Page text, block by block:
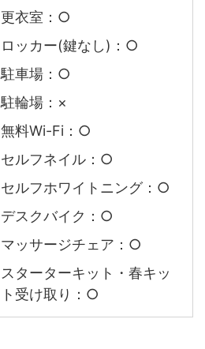
更衣室：○
ロッカー(鍵なし)：○
駐車場：○
駐輪場：×
無料Wi-Fi：○
セルフネイル：○
セルフホワイトニング：○
デスクバイク：○
マッサージチェア：○
スターターキット・春キッ
ト受け取り：○